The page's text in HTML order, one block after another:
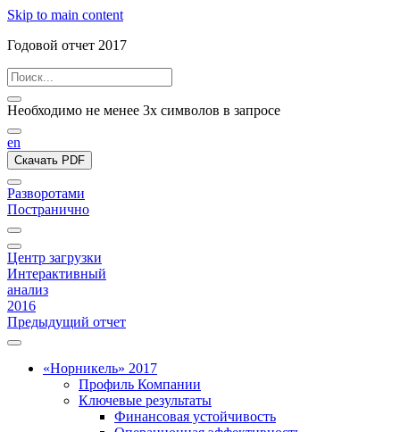
Skip to main content
Годовой отчет 2017
Необходимо не менее 3х символов в запросе
en
Скачать PDF
Разворотами
Постранично
Центр загрузки
Интерактивный
анализ
2016
Предыдущий отчет
«Норникель» 2017
Профиль Компании
Ключевые результаты
Финансовая устойчивость